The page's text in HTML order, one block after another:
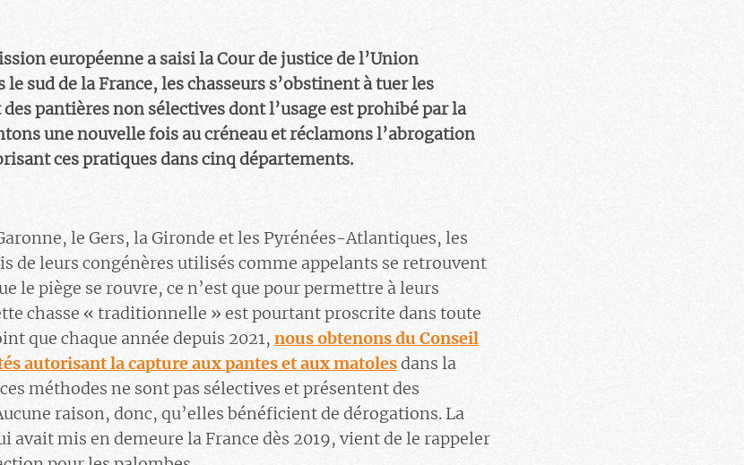
européenne a saisi la Cour de justice de l’Union
sud de la France, les chasseurs s’obstinent à tuer les
pantières non sélectives dont l’usage est prohibé par la
une nouvelle fois au créneau et réclamons l’abrogation
ces pratiques dans cinq départements.
le Gers, la Gironde et les Pyrénées-Atlantiques, les
de leurs congénères utilisés comme appelants se retrouvent
le piège se rouvre, ce n’est que pour permettre à leurs
chasse « traditionnelle » est pourtant proscrite dans toute
que chaque année depuis 2021, nous obtenons du Conseil
autorisant la capture aux pantes et aux matolesdans la
méthodes ne sont pas sélectives et présentent des
raison, donc, qu’elles bénéficient de dérogations. La
avait mis en demeure la France dès 2019, vient de le rappeler